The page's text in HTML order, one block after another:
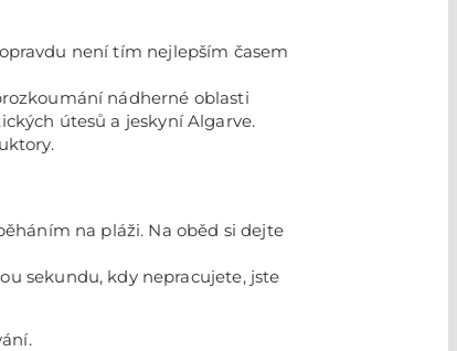
není tím nejlepším časem
nádherné oblasti
útesů a jeskyní Algarve.
na pláži. Na oběd si dejte
sekundu, kdy nepracujete, jste